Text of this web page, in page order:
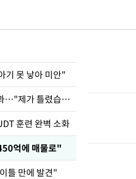
기 못 낳아 미안"
표창원, 남규리에 15년 만에 사과…"제가 틀렸습니다"
훈련 완벽 소화
억에 매물로"
틀 만에 발견"